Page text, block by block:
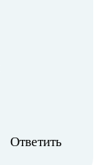
Ответить